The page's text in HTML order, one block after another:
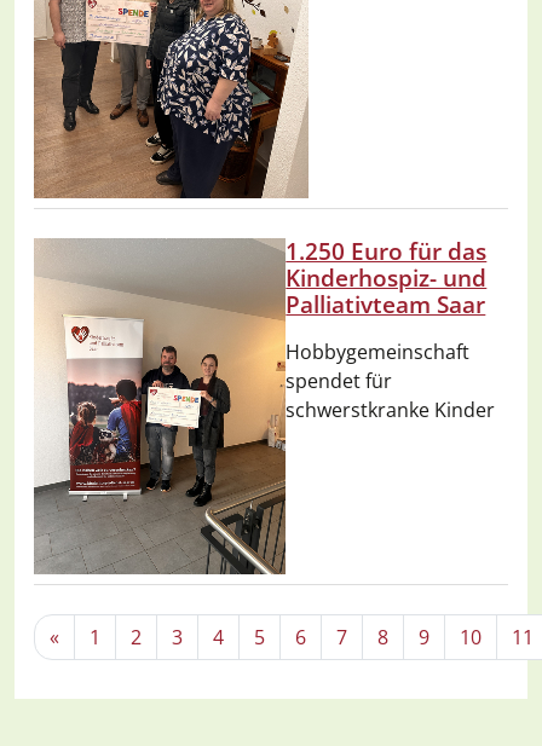
1.250 Euro für das
Kinderhospiz- und
Palliativteam Saar
Hobbygemeinschaft
spendet für
schwerstkranke Kinder
« 1 2 3 4 5 6 7 8 9 10 11